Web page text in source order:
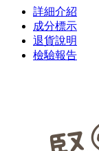
詳細介紹
成分標示
退貨說明
檢驗報告